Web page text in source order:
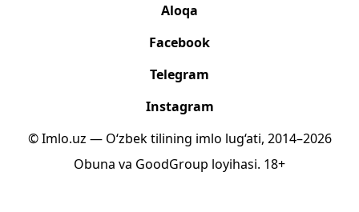
Aloqa
Facebook
Telegram
Instagram
© Imlo.uz — O‘zbek tilining imlo lug‘ati, 2014–2026
Obuna va GoodGroup loyihasi. 18+